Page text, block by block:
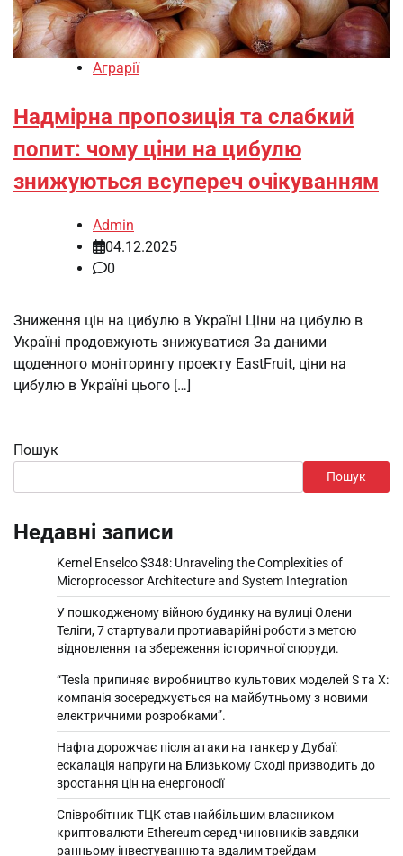
Аграрії
Надмірна пропозиція та слабкий
попит: чому ціни на цибулю
знижуються всупереч очікуванням
Admin
04.12.2025
0
Зниження цін на цибулю в Україні Ціни на цибулю в
Україні продовжують знижуватися За даними
щоденного моніторингу проекту EastFruit, ціни на
цибулю в Україні цього […]
Пошук
Пошук
Недавні записи
Kernel Enselco $348: Unraveling the Complexities of
Microprocessor Architecture and System Integration
У пошкодженому війною будинку на вулиці Олени
Теліги, 7 стартували протиаварійні роботи з метою
відновлення та збереження історичної споруди.
“Tesla припиняє виробництво культових моделей S та X:
компанія зосереджується на майбутньому з новими
електричними розробками”.
Нафта дорожчає після атаки на танкер у Дубаї:
ескалація напруги на Близькому Сході призводить до
зростання цін на енергоносії
Співробітник ТЦК став найбільшим власником
криптовалюти Ethereum серед чиновників завдяки
ранньому інвестуванню та вдалим трейдам